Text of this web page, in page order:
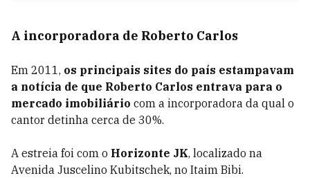
A incorporadora de Roberto Carlos
Em 2011, os principais sites do país estampavam
a notícia de que Roberto Carlos entrava para o
mercado imobiliário com a incorporadora da qual o
cantor detinha cerca de 30%.
A estreia foi com o Horizonte JK, localizado na
Avenida Juscelino Kubitschek, no Itaim Bibi.